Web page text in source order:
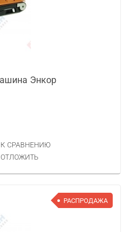
Энкор
К СРАВНЕНИЮ
ОТЛОЖИТЬ
РАСПРОДАЖА